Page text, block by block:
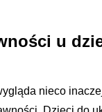
u
nieco